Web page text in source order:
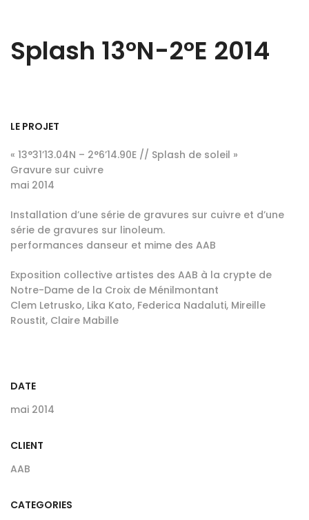
Splash 13°N-2°E 2014
LE PROJET
« 13°31’13.04N – 2°6’14.90E // Splash de soleil »
Gravure sur cuivre
mai 2014
Installation d’une série de gravures sur cuivre et d’une
série de gravures sur linoleum.
performances danseur et mime des AAB
Exposition collective artistes des AAB à la crypte de
Notre-Dame de la Croix de Ménilmontant
Clem Letrusko, Lika Kato, Federica Nadaluti, Mireille
Roustit, Claire Mabille
DATE
mai 2014
CLIENT
AAB
CATEGORIES